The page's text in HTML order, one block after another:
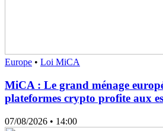
Europe • Loi MiCA
MiCA : Le grand ménage
plateformes crypto profite aux
07/08/2026 • 14:00